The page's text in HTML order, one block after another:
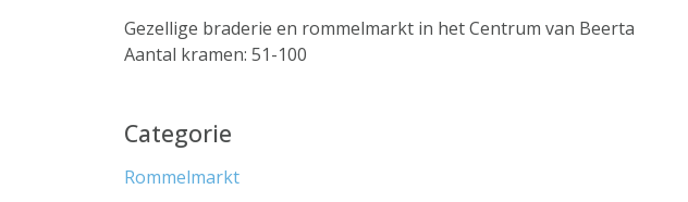
Gezellige braderie en rommelmarkt in het Centrum van Beerta
Aantal kramen: 51-100
Categorie
Rommelmarkt